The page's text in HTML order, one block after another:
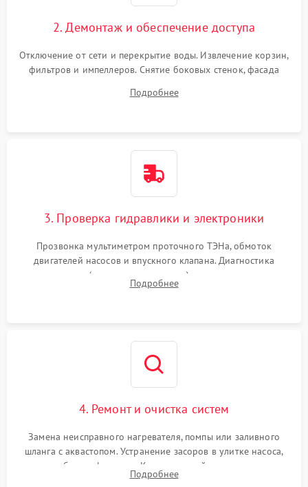
2. Демонтаж и обеспечение доступа
Отключение от сети и перекрытие воды. Извлечение корзин,
фильтров и импеллеров. Снятие боковых стенок, фасада
циркуляционному насосу, ТЭНу и сливной помпе.
Подробнее
3. Проверка гидравлики и электроники
Прозвонка мультиметром проточного ТЭНа, обмоток
двигателей насосов и впускного клапана. Диагностика
прессостата (датчика уровня воды), датчика мутности,
концевика дверцы и электронного модуля управления.
Подробнее
4. Ремонт и очистка систем
Замена неисправного нагревателя, помпы или заливного
шланга с аквастопом. Устранение засоров в улитке насоса,
патрубках и фильтрах. Компонентный ремонт платы
управления, восстановление поврежденной проводки.
Подробнее